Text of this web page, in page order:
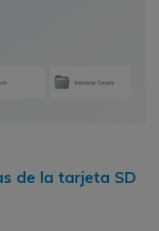
de la tarjeta SD